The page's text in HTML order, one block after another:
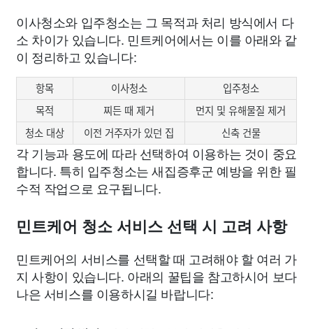
이사청소와 입주청소는 그 목적과 처리 방식에서 다
소 차이가 있습니다. 민트케어에서는 이를 아래와 같
이 정리하고 있습니다:
항목 이사청소
입주청소
목적
찌든 때 제거
먼지 및 유해물질 제거
청소 대상
이전 거주자가 있던 집 신축 건물
각 기능과 용도에 따라 선택하여 이용하는 것이 중요
합니다. 특히 입주청소는 새집증후군 예방을 위한 필
수적 작업으로 요구됩니다.
민트케어 청소 서비스 선택 시 고려 사항
민트케어의 서비스를 선택할 때 고려해야 할 여러 가
지 사항이 있습니다. 아래의 꿀팁을 참고하시어 보다
나은 서비스를 이용하시길 바랍니다: